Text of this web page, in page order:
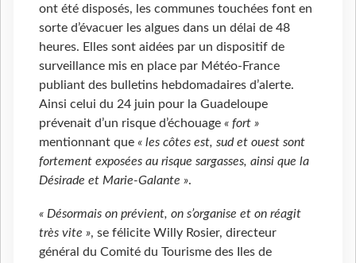
ont été disposés, les communes touchées font en
sorte d’évacuer les algues dans un délai de 48
heures. Elles sont aidées par un dispositif de
surveillance mis en place par Météo-France
publiant des bulletins hebdomadaires d’alerte.
Ainsi celui du 24 juin pour la Guadeloupe
prévenait d’un risque d’échouage « fort »
mentionnant que « les côtes est, sud et ouest sont
fortement exposées au risque sargasses, ainsi que la
Désirade et Marie-Galante ».
« Désormais on prévient, on s’organise et on réagit
très vite », se félicite Willy Rosier, directeur
général du Comité du Tourisme des Iles de